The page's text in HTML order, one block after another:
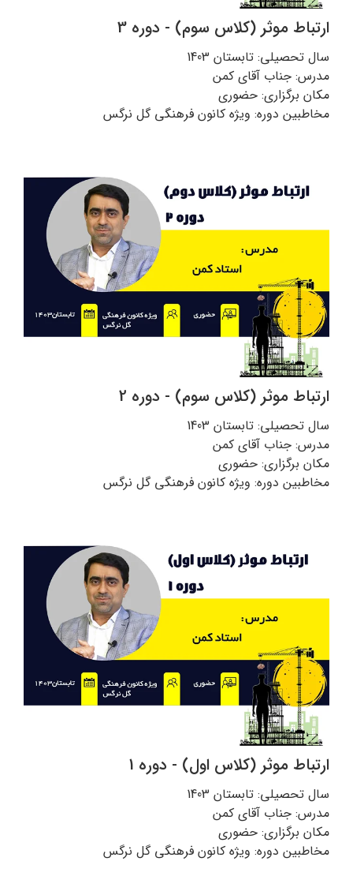
ارتباط موثر (کلاس سوم) - دوره 3
سال تحصیلی: تابستان 1403
مدرس: جناب آقای کمن
مکان برگزاری: حضوری
مخاطبین دوره: ویژه کانون فرهنگی گل نرگس
ارتباط موثر (کلاس سوم) - دوره 2
سال تحصیلی: تابستان 1403
مدرس: جناب آقای کمن
مکان برگزاری: حضوری
مخاطبین دوره: ویژه کانون فرهنگی گل نرگس
ارتباط موثر (کلاس اول) - دوره 1
سال تحصیلی: تابستان 1403
مدرس: جناب آقای کمن
مکان برگزاری: حضوری
مخاطبین دوره: ویژه کانون فرهنگی گل نرگس